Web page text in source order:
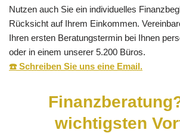
Nutzen auch Sie ein individuelles
Rücksicht auf Ihrem Einkommen.
Ihren ersten Beratungstermin bei Ihnen
oder in einem unserer 5.200 Büros.
☎️ Schreiben Sie uns eine Email.
wichtigsten